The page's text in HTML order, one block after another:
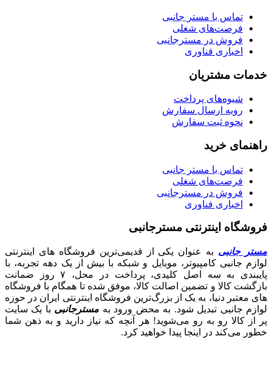
تماس با مستر جانبی
فرصت‌های شغلی
فروش در مسترجانبی
اخباری فناوری
خدمات مشتریان
شیوه‌های پرداخت
رویه ارسال سفارش
نحوه ثبت سفارش
راهنمای خرید
تماس با مستر جانبی
فرصت‌های شغلی
فروش در مسترجانبی
اخباری فناوری
فروشگاه اینترنتی مسترجانبی
مستر جانبی به عنوان یکی از قدیمی‌ترین فروشگاه های اینترنتی
لوازم جانبی کامپیوتر، موبایل و شبکه با بیش از یک دهه تجربه، با
پایبندی به سه اصل کلیدی، پرداخت در محل، ۷ روز ضمانت
بازگشت کالا و تضمین اصالت کالا، موفق شده تا همگام با فروشگاه‌
های معتبر دنیا، به یک از بزرگ‌ترین فروشگاه اینترنتی ایران در حوزه
لوازم جانبی تبدیل شود. به محض ورود به مسترجانبی با یک سایت
پر از کالا رو به رو می‌شوید! هر آنچه که نیاز دارید و به ذهن شما
خطور می‌کند در اینجا پیدا خواهید کرد.